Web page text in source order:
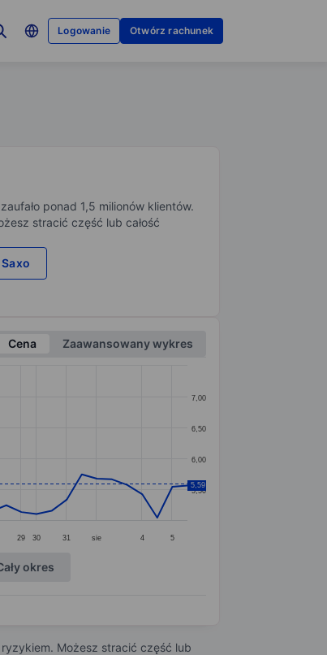
Logowanie Otwórz rachunek
ponad 1,5 milionów klientów.
stracić część lub całość
Cena
Zaawansowany wykres
29 30 31 sie 4 5
5,50
6,00
6,50
7,00
5,59
okres
Możesz stracić część lub